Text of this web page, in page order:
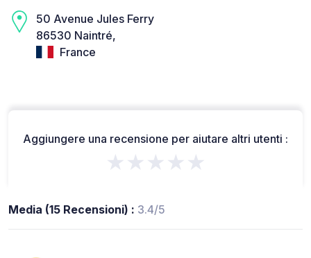
50 Avenue Jules Ferry
86530 Naintré,
France
Aggiungere una recensione per aiutare altri utenti :
★★★★★
Media (15 Recensioni) : 3.4/5